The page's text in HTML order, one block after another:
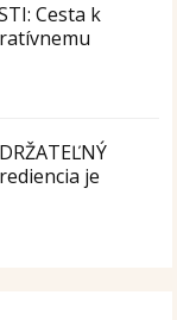
Cesta k
je